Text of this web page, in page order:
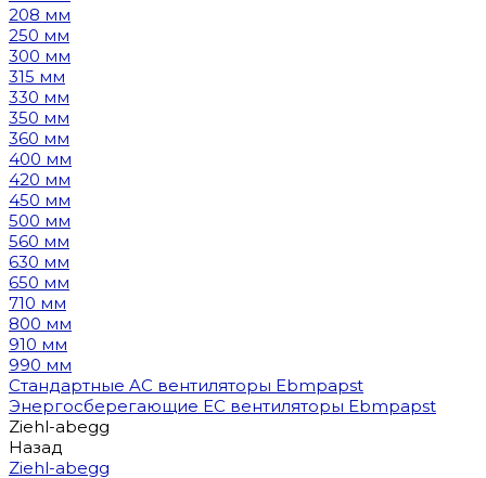
208 мм
250 мм
300 мм
315 мм
330 мм
350 мм
360 мм
400 мм
420 мм
450 мм
500 мм
560 мм
630 мм
650 мм
710 мм
800 мм
910 мм
990 мм
Стандартные AC вентиляторы Ebmpapst
Энергосберегающие EC вентиляторы Ebmpapst
Ziehl-abegg
Назад
Ziehl-abegg